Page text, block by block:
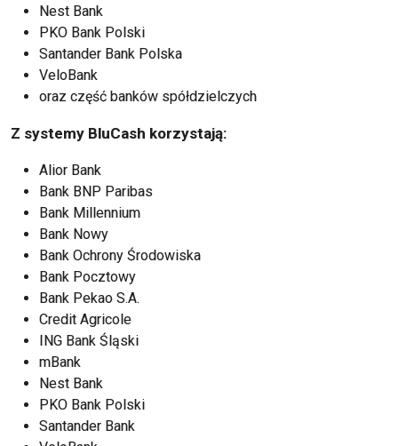
Nest Bank
PKO Bank Polski
Santander Bank Polska
VeloBank
oraz część banków spółdzielczych
Z systemy BluCash korzystają:
Alior Bank
Bank BNP Paribas
Bank Millennium
Bank Nowy
Bank Ochrony Środowiska
Bank Pocztowy
Bank Pekao S.A.
Credit Agricole
ING Bank Śląski
mBank
Nest Bank
PKO Bank Polski
Santander Bank